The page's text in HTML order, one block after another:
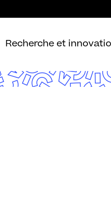
au
Recherche et